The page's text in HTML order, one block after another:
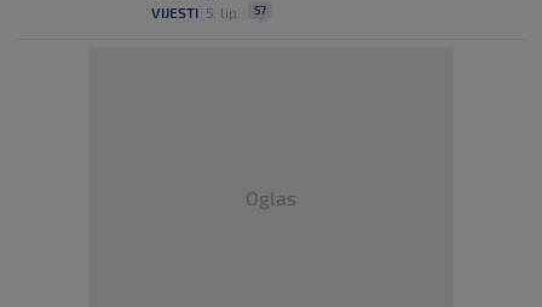
VIJESTI 5. lip. 57
Oglas